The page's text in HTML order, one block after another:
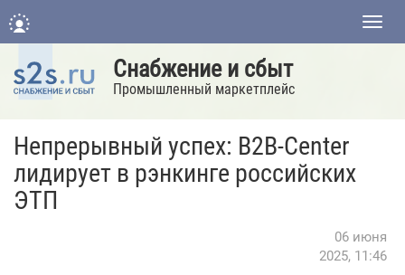
Снабжение и сбыт
Промышленный маркетплейс
Непрерывный успех: B2B-Center
лидирует в рэнкинге российских
ЭТП
06 июня
2025, 11:46